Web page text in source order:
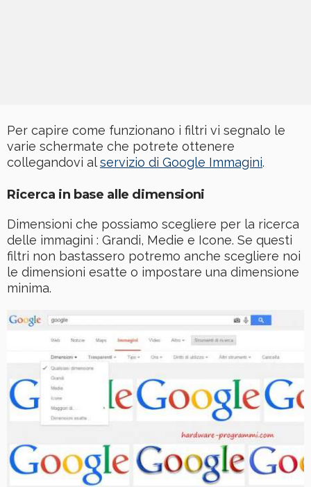
Per capire come funzionano i filtri vi segnalo le
varie schermate che potrete ottenere
collegandovi alservizio di Google Immagini.
Ricerca in base alle dimensioni
Dimensioni che possiamo scegliere per la ricerca
delle immagini : Grandi, Medie e Icone. Se questi
filtri non bastassero potremo anche scegliere noi
le dimensioni esatte o impostare una dimensione
minima.